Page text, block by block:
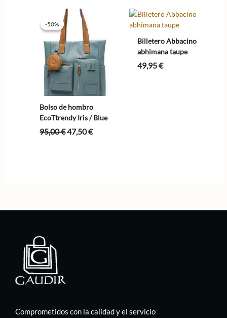
69,00 €.
85,00 €.42,50 €.
-50%
-50%
Bolso de hombro
EcoTtrendy Iris / Blue
95,00€El
47,50€El
Billetero Abbacino
abhimana taupe
49,95€
Comprometidos con la calidad y el servicio